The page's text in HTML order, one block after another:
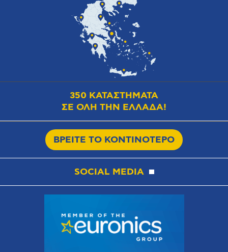
350 ΚΑΤΑΣΤΗΜΑΤΑ
ΣΕ ΟΛΗ ΤΗΝ ΕΛΛΑΔΑ!
ΒΡΕΙΤΕ ΤΟ ΚΟΝΤΙΝΟΤΕΡΟ
SOCIAL MEDIA